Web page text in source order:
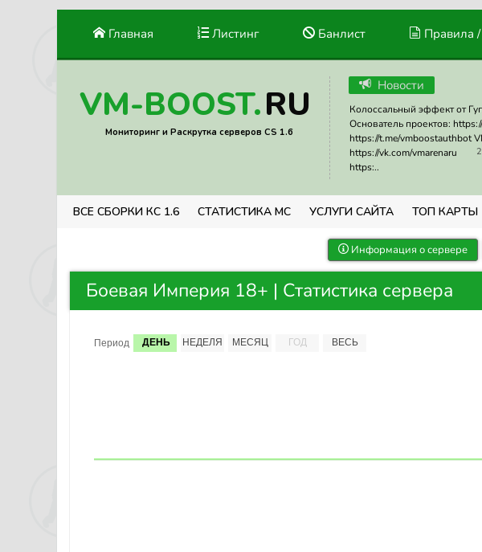
Главная Листинг Банлист Правила /
VM-BOOST.RU
Мониторинг и Раскрутка серверов CS 1.6
Новости
Колоссальный эффект от
Основатель проектов:
https://t.me/vmboostauthbot
https://vk.com/vmarenaru
https:..
ВСЕ СБОРКИ КС 1.6 СТАТИСТИКА МС УСЛУГИ САЙТА ТОП КАРТЫ
Информация о сервере
Боевая Империя 18+ | Статистика сервера
Период ДЕНЬ НЕДЕЛЯ МЕСЯЦ ГОД ВЕСЬ